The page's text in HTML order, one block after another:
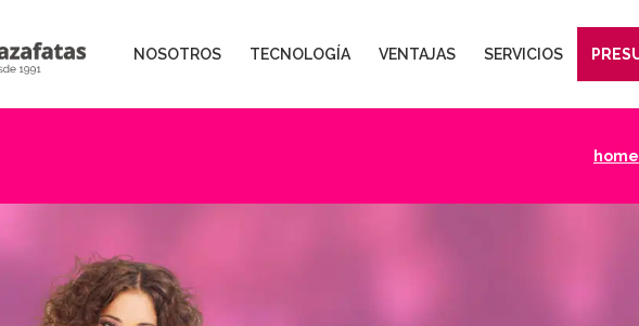
NOSOTROS TECNOLOGÍA VENTAJAS SERVICIOS
home